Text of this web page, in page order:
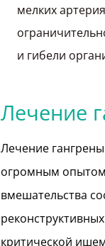
мелких
и гибели
Лечение
Лечение
огромным
вмешательства
критической